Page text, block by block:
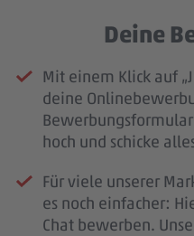
Deine
Mit einem Klick auf
deine
hoch und schicke
Für viele unserer
es noch einfacher:
Chat bewerben.